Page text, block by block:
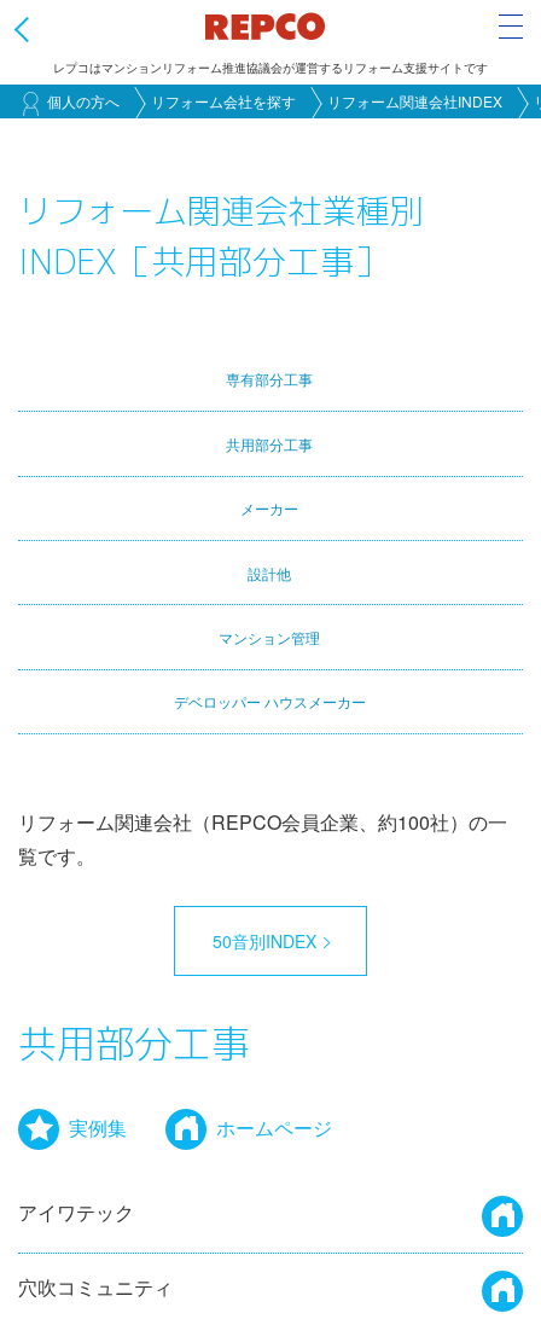
移
レプコはマンションリフォーム推進協議会が運営するリフォーム支援サイトです
個人の方へ リフォーム会社を探す リフォーム関連会社INDEX
リフォーム関連会社業種別
INDEX［共用部分工事］
Primary
専有部分工事
共用部分工事
メーカー
設計他
マンション管理
デベロッパー ハウスメーカー
リフォーム関連会社（REPCO会員企業、約100社）の一
覧です。
50音別INDEX
共用部分工事
実例集 ホームページ
アイワテック
穴吹コミュニティ